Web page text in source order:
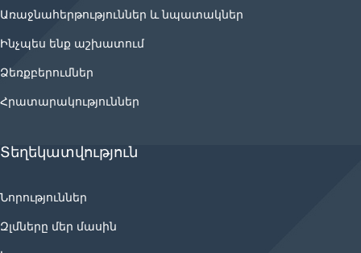
Առաջնահերթություններ և նպատակներ
Ինչպես ենք աշխատում
Ձեռքբերումներ
Հրատարակություններ
Տեղեկատվություն
Նորություններ
Զլմները մեր մասին